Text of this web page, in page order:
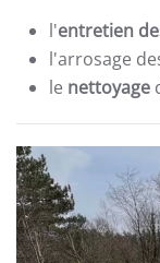
l'entretien
l'arrosage
le nettoyage